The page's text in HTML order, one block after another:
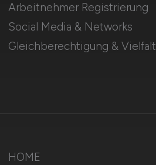
Arbeitnehmer Registrierung
Social Media & Networks
Gleichberechtigung & Vielfalt
HOME